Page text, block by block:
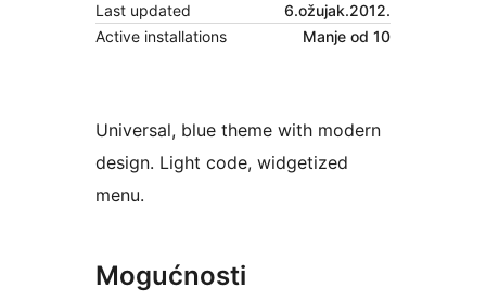
Last updated
6.ožujak.2012.
Active installations
Manje od 10
Universal, blue theme with modern
design. Light code, widgetized
menu.
Mogućnosti